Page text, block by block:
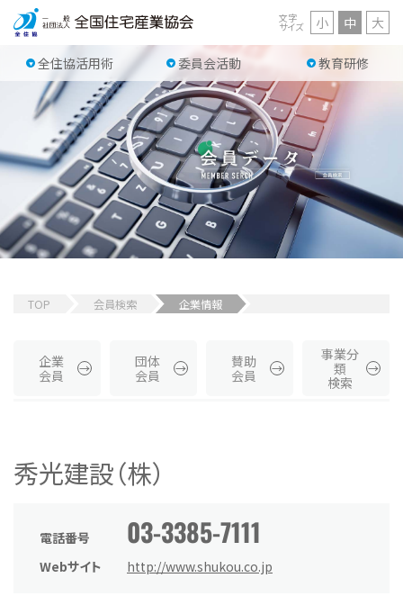
全住協活用術 委員会活動 教育研修
文字
サイズ 小 中 大
TOP 会員検索 企業情報
企業
会員
団体
会員
賛助
会員
事業分
類
検索
秀光建設（株）
電話番号 03-3385-7111
Webサイト http://www.shukou.co.jp